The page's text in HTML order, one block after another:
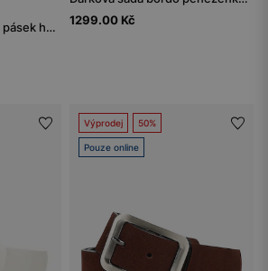
Široký dámský kožený pásek hnědý
1299.00 Kč
Výprodej 50%
Pouze online